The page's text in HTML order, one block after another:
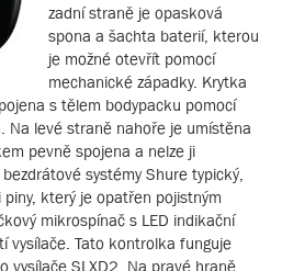
zadní straně je opasková
spona a šachta baterií, kterou
je možné otevřít pomocí
mechanické západky. Krytka
s tělem bodypacku pomocí
Na levé straně nahoře je umístěna
pevně spojena a nelze ji
systémy Shure typický,
který je opatřen pojistným
mikrospínač s LED indikační
vysílače. Tato kontrolka funguje
vysílače SLXD2. Na pravé hraně